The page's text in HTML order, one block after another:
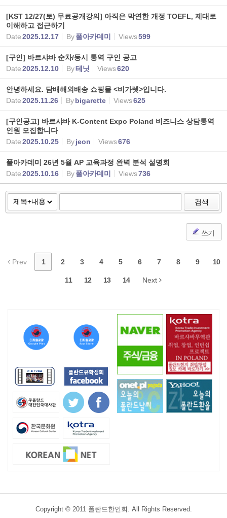
[KST 12/27(토) 무료공개강의] 아직은 막연한 개정 TOEFL, 제대로
이해하고 접근하기
Date2025.12.17 By폴아카데미 Views599
[구인] 바르샤바 순차/동시 통역 구인 공고
Date2025.12.10 By테닛 Views620
안녕하세요. 담배해외배송 쇼핑몰 <비가렛>입니다.
Date2025.11.26 Bybigarette Views625
[구인공고] 바르샤바 K-Content Expo Poland 비즈니스 상담통역
인원 모집합니다
Date2025.10.25 Byjeon Views676
폴아카데미 26년 5월 AP 교육과정 완벽 분석 설명회
Date2025.10.16 By폴아카데미 Views736
검색
쓰기
Prev 1 2 3 4 5 6 7 8 9 10
11 12 13 14 Next
Copyright © 2011 폴란드한인회. All Rights Reserved.